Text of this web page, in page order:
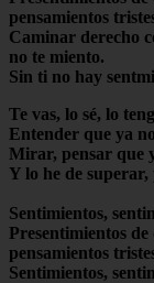
pensamientos
Caminar derecho
no te miento.
Sin ti no hay
Te vas, lo sé, lo
Entender que ya
Mirar, pensar que
Y lo he de
Sentimientos,
Presentimientos de
pensamientos
Sentimientos,